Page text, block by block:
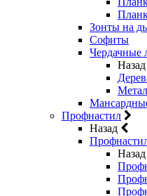
Зонты на
Софиты
Чердачные
Назад
Профнастил
Назад
Назад